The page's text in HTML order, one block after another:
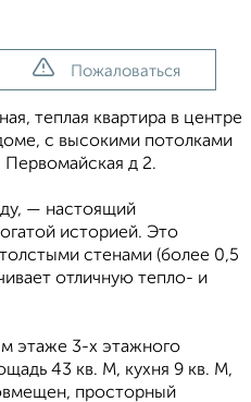
Пожаловаться
теплая квартира в центре
с высокими потолками
Первомайская д 2.
— настоящий
историей. Это
стенами (более 0,5
отличную тепло- и
этаже 3-х этажного
43 кв. М, кухня 9 кв. М,
просторный